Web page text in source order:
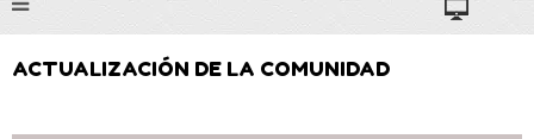
ACTUALIZACIÓN DE LA COMUNIDAD